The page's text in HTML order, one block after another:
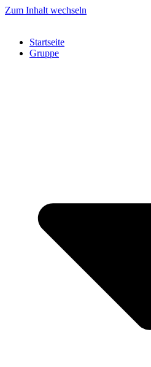
Zum Inhalt wechseln
Startseite
Gruppe